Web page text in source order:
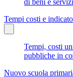
Tempi costi e
Tempi, costi
pubbliche in
Nuovo scuola